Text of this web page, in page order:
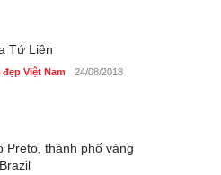
Tứ Liên
đẹp Việt Nam 24/08/2018
Preto, thành phố vàng